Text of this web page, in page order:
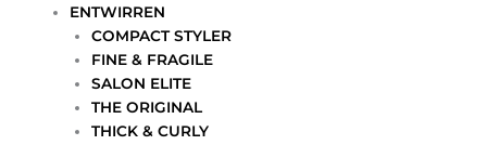
ENTWIRREN
COMPACT STYLER
FINE & FRAGILE
SALON ELITE
THE ORIGINAL
THICK & CURLY